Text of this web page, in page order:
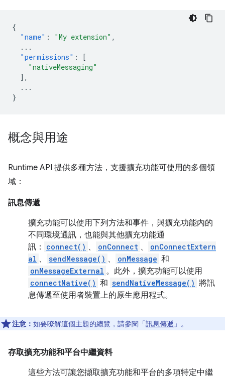
{
"name" : "My extension" ,
...
"permissions" :
[
"nativeMessaging"
],
...
}
概念與用途
Runtime API 提供多種方法，支援擴充功能可使用的多個領
域：
訊息傳遞
擴充功能可以使用下列方法和事件，與擴充功能內的
不同環境通訊，也能與其他擴充功能通
訊：
connect() 、 onConnect 、
onConnectExtern
al 、 sendMessage() 、 onMessage 和
onMessageExternal 。此外，擴充功能可以使用
connectNative() 和 sendNativeMessage() 將訊
息傳遞至使用者裝置上的原生應用程式。
注意： 如要瞭解這個主題的總覽，請參閱「訊息傳遞 」。
存取擴充功能和平台中繼資料
這些方法可讓您擷取擴充功能和平台的多項特定中繼